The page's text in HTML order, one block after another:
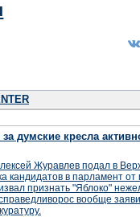
думские кресла
Журавлев подал в
кандидатов в парламент
признать "Яблоко"
вообще